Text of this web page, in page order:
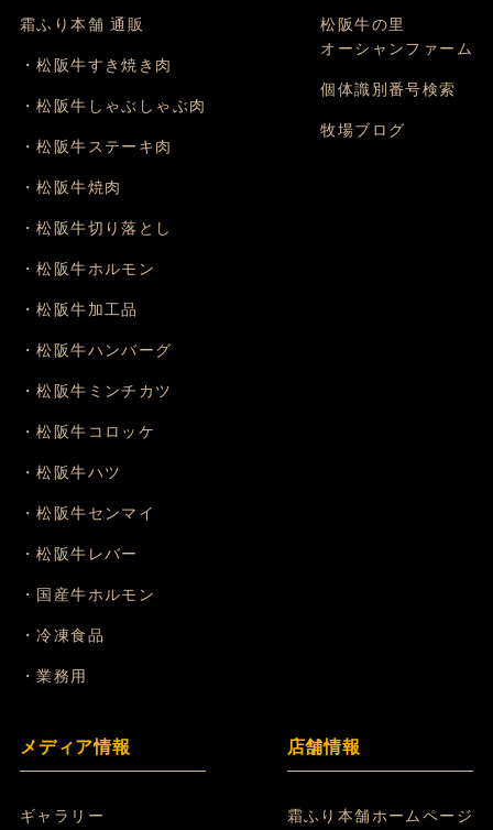
霜ふり本舗 通販
・松阪牛すき焼き肉
・松阪牛しゃぶしゃぶ肉
・松阪牛ステーキ肉
・松阪牛焼肉
・松阪牛切り落とし
・松阪牛ホルモン
・松阪牛加工品
・松阪牛ハンバーグ
・松阪牛ミンチカツ
・松阪牛コロッケ
・松阪牛ハツ
・松阪牛センマイ
・松阪牛レバー
・国産牛ホルモン
・冷凍食品
・業務用
松阪牛の里
オーシャンファーム
個体識別番号検索
牧場ブログ
メディア情報
ギャラリー
店舗情報
霜ふり本舗ホームページ